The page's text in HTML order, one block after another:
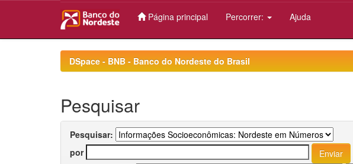
Página principal Percorrer: Ajuda
DSpace - BNB - Banco do Nordeste do Brasil
Pesquisar
Pesquisar:
por